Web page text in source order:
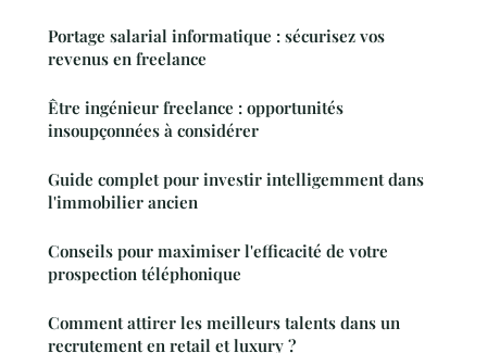
Portage salarial informatique : sécurisez vos
revenus en freelance
Être ingénieur freelance : opportunités
insoupçonnées à considérer
Guide complet pour investir intelligemment dans
l'immobilier ancien
Conseils pour maximiser l'efficacité de votre
prospection téléphonique
Comment attirer les meilleurs talents dans un
recrutement en retail et luxury ?